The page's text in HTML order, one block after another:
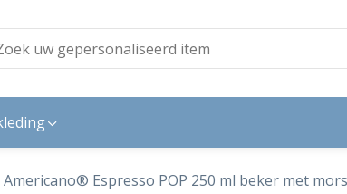
Americano® Espresso POP 250 ml beker met